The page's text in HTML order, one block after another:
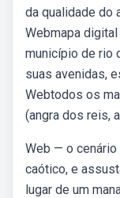
da qualidade do
Webmapa
município de rio
suas avenidas,
Webtodos os
(angra dos reis,
Web — o
caótico, e
lugar de um